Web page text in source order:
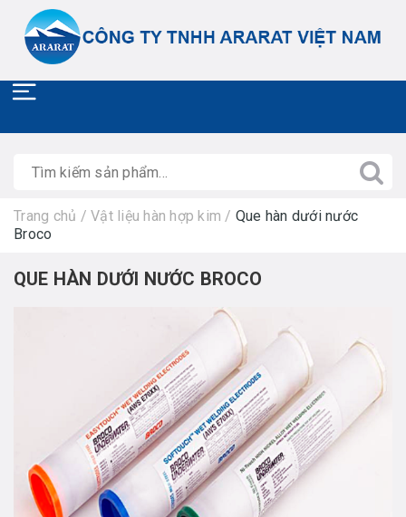
Trang chủ / Vật liệu hàn hợp kim / Que hàn dưới nước
Broco
QUE HÀN DƯỚI NƯỚC BROCO